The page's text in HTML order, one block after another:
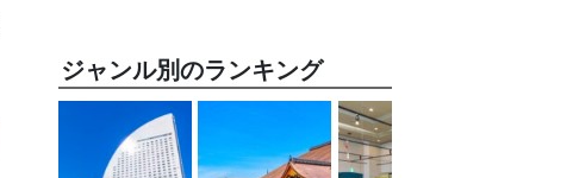
ジャンル別のランキング